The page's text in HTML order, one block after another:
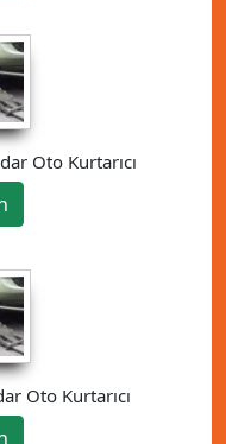
Oto Kurtarıcı
Oto Kurtarıcı